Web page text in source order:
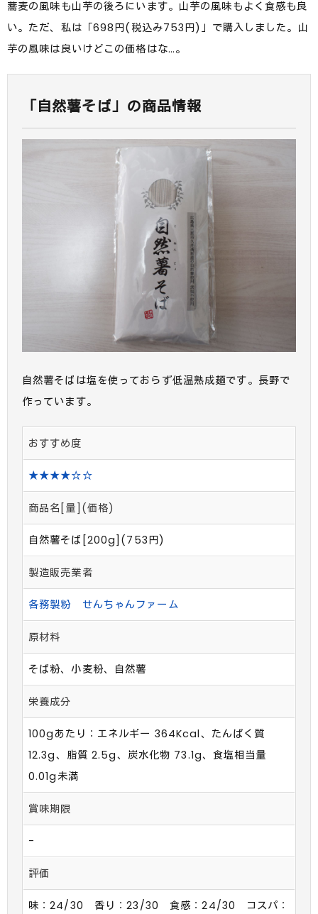
蕎麦の風味も山芋の後ろにいます。山芋の風味もよく食感も良
い。ただ、私は「698円(税込み753円)」で購入しました。山
芋の風味は良いけどこの価格はな…。
「自然薯そば」の商品情報
自然薯そばは塩を使っておらず低温熟成麺です。長野で
作っています。
おすすめ度
★★★★☆☆
商品名[量](価格)
自然薯そば[200g](753円)
製造販売業者
各務製粉 せんちゃんファーム
原材料
そば粉、小麦粉、自然薯
栄養成分
100gあたり：エネルギー 364Kcal、たんぱく質
12.3g、脂質 2.5g、炭水化物 73.1g、食塩相当量
0.01g未満
賞味期限
-
評価
味：24/30 香り：23/30 食感：24/30 コスパ：